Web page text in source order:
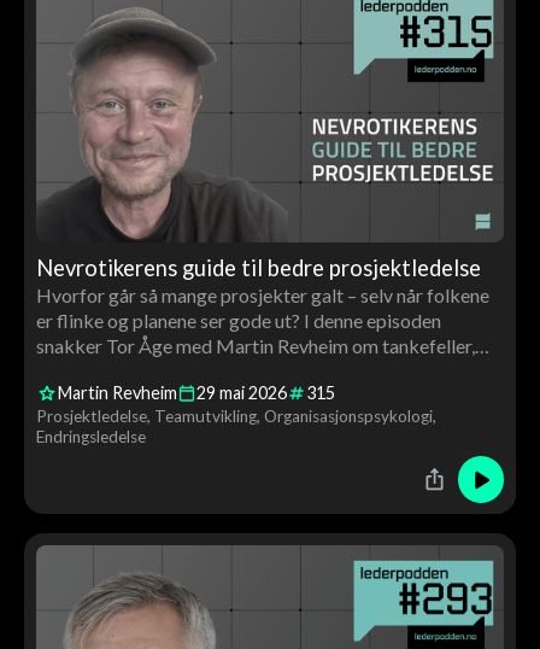
Nevrotikerens guide til bedre prosjektledelse
Hvorfor går så mange prosjekter galt – selv når folkene
er flinke og planene ser gode ut? I denne episoden
snakker Tor Åge med Martin Revheim om tankefeller,
prosjektledelse handler minst like mye om mennesker
som om systemer.
Martin Revheim 29 mai2026 315
Prosjektledelse Teamutvikling Organisasjonspsykologi
Endringsledelse